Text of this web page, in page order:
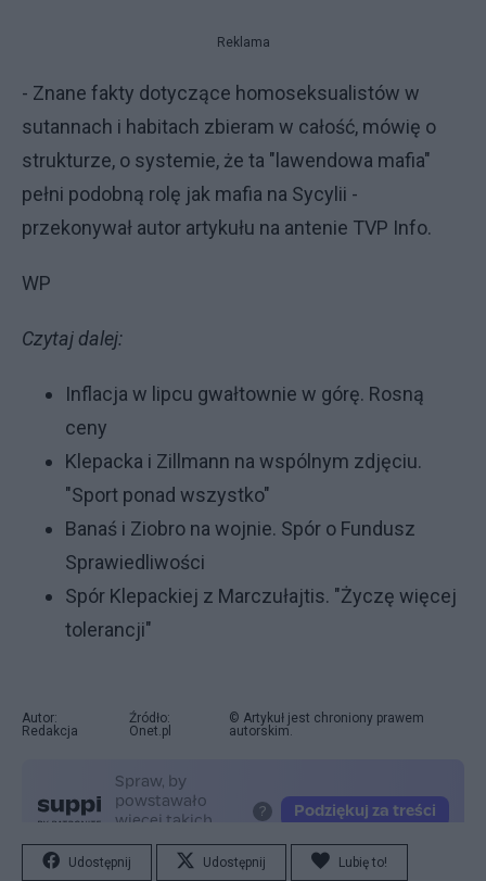
Reklama
- Znane fakty dotyczące homoseksualistów w
sutannach i habitach zbieram w całość, mówię o
strukturze, o systemie, że ta "lawendowa mafia"
pełni podobną rolę jak mafia na Sycylii -
przekonywał autor artykułu na antenie TVP Info.
WP
Czytaj dalej:
Inflacja w lipcu gwałtownie w górę. Rosną
ceny
Klepacka i Zillmann na wspólnym zdjęciu.
"Sport ponad wszystko"
Banaś i Ziobro na wojnie. Spór o Fundusz
Sprawiedliwości
Spór Klepackiej z Marczułajtis. "Życzę więcej
tolerancji"
Autor:
Redakcja
Źródło:
Onet.pl
© Artykuł jest chroniony prawem
autorskim.
Udostępnij Udostępnij Lubię to!